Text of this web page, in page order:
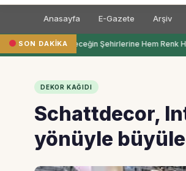
Anasayfa E-Gazete Arşiv
SON DAKIKA
Filli Boya Geleceğin Şehirlerine Hem Renk
DEKOR KAĞIDI
Schattdecor,
yönüyle